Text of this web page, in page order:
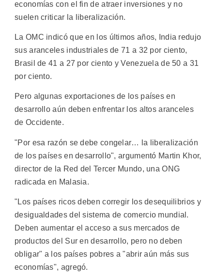
economías con el fin de atraer inversiones y no
suelen criticar la liberalización.
La OMC indicó que en los últimos años, India redujo
sus aranceles industriales de 71 a 32 por ciento,
Brasil de 41 a 27 por ciento y Venezuela de 50 a 31
por ciento.
Pero algunas exportaciones de los países en
desarrollo aún deben enfrentar los altos aranceles
de Occidente.
"Por esa razón se debe congelar… la liberalización
de los países en desarrollo", argumentó Martin Khor,
director de la Red del Tercer Mundo, una ONG
radicada en Malasia.
"Los países ricos deben corregir los desequilibrios y
desigualdades del sistema de comercio mundial.
Deben aumentar el acceso a sus mercados de
productos del Sur en desarrollo, pero no deben
obligar" a los países pobres a "abrir aún más sus
economías", agregó.